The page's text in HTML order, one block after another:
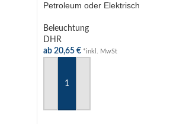
Petroleum oder Elektrisch
Beleuchtung
DHR
ab 20,65 € *inkl. MwSt